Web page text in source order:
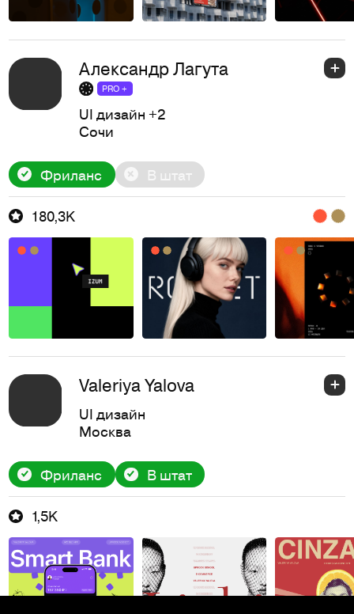
Александр Лагута
PRO +
UI дизайн +2
Сочи
Фриланс В штат
180,3K
Valeriya Yalova
UI дизайн
Москва
Фриланс В штат
1,5K